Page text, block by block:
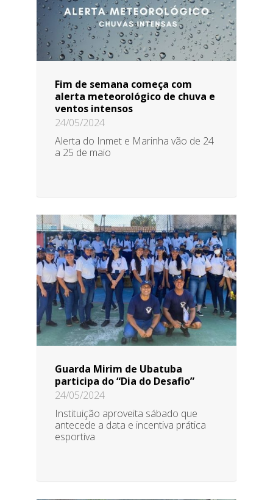
Fim de semana começa com
alerta meteorológico de chuva e
ventos intensos
24/05/2024
Alerta do Inmet e Marinha vão de 24
a 25 de maio
Guarda Mirim de Ubatuba
participa do “Dia do Desafio”
24/05/2024
Instituição aproveita sábado que
antecede a data e incentiva prática
esportiva